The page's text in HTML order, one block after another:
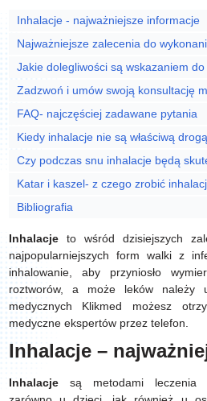
Inhalacje - najważniejsze informacje
Najważniejsze zalecenia do
Jakie dolegliwości są wskazaniem
Zadzwoń i umów swoją konsultację
FAQ- najczęściej zadawane pytania
Kiedy inhalacje nie są właściwą
Czy podczas snu inhalacje będą
Katar i kaszel- z czego zrobić
Bibliografia
Inhalacjeto wśród dzisiejszych
najpopularniejszych form walki z
inhalowanie, aby przyniosło
roztworów, a może leków należy
medycznych Klikmed możesz
medyczne ekspertów przez telefon.
Inhalacje –
Inhalacje są metodami leczenia